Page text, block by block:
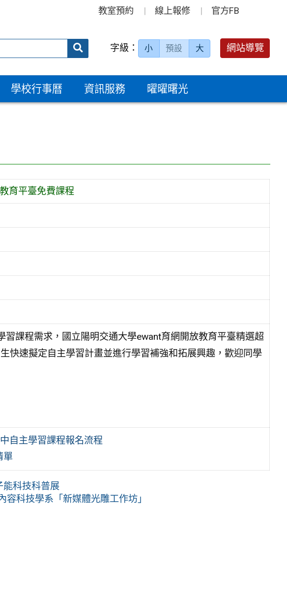
教室預約 線上報修 官方FB
送出 字級： 小 預設 大 網站導覽
學校行事曆 資訊服務 曜曜曙光
育平臺免費課程
習課程需求，國立陽明交通大學ewant育網開放教育平臺精選超
快速擬定自主學習計畫並進行學習補強和拓展興趣，歡迎同學
自主學習課程報名流程
單
能科技科普展
容科技學系「新媒體光雕工作坊」